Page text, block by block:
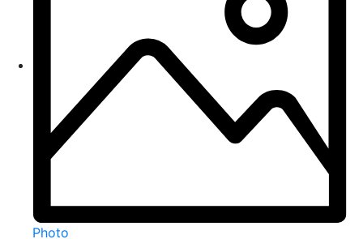
Photo